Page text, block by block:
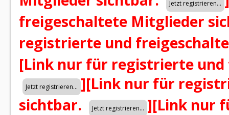
freigeschaltete Mitglieder
registrierte und
[Link nur für registrierte
][Link nur für
sichtbar.
][Link nur